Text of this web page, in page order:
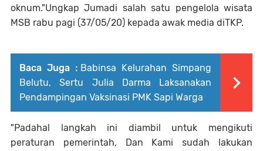
oknum."Ungkap Jumadi salah satu pengelola wisata
MSB rabu pagi (37/05/20) kepada awak media diTKP.
Baca Juga : Babinsa Kelurahan Simpang
Belutu, Sertu Julia Darma Laksanakan
Pendampingan Vaksinasi PMK Sapi Warga
"Padahal langkah ini diambil untuk mengikuti
peraturan pemerintah, Dan Kami sudah lakukan